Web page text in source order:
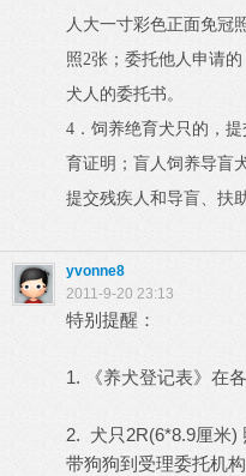
人大一寸彩色正面免冠
照2张；委托他人申请
犬人的委托书。
4 ． 饲养绝育犬只的，
育证明；盲人饲养导盲
提交残疾人和导盲、扶
yvonne8
2011-9-20 23:13
特别提醒：
1. 《养犬登记表》在
2. 犬只2R(6*8.9厘米)
带狗狗到受理委托机